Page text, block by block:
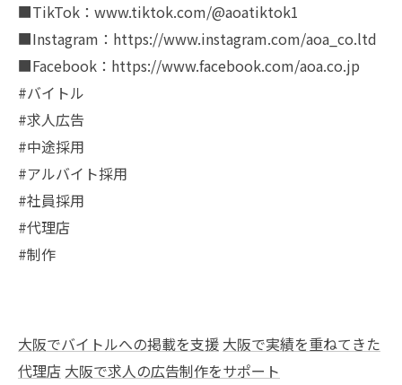
■TikTok：www.tiktok.com/@aoatiktok1
■Instagram：https://www.instagram.com/aoa_co.ltd
■Facebook：https://www.facebook.com/aoa.co.jp
#バイトル
#求人広告
#中途採用
#アルバイト採用
#社員採用
#代理店
#制作
大阪でバイトルへの掲載を支援 大阪で実績を重ねてきた
代理店 大阪で求人の広告制作をサポート